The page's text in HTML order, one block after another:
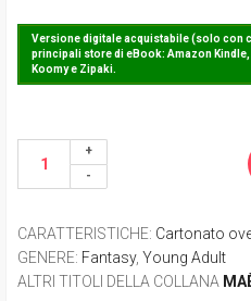
Versione digitale acquistabile (solo con
principali store di eBook: Amazon Kindle,
Koomy e Zipaki.
CARATTERISTICHE: Cartonato
GENERE: Fantasy, Young Adult
ALTRI TITOLI DELLA COLLANA